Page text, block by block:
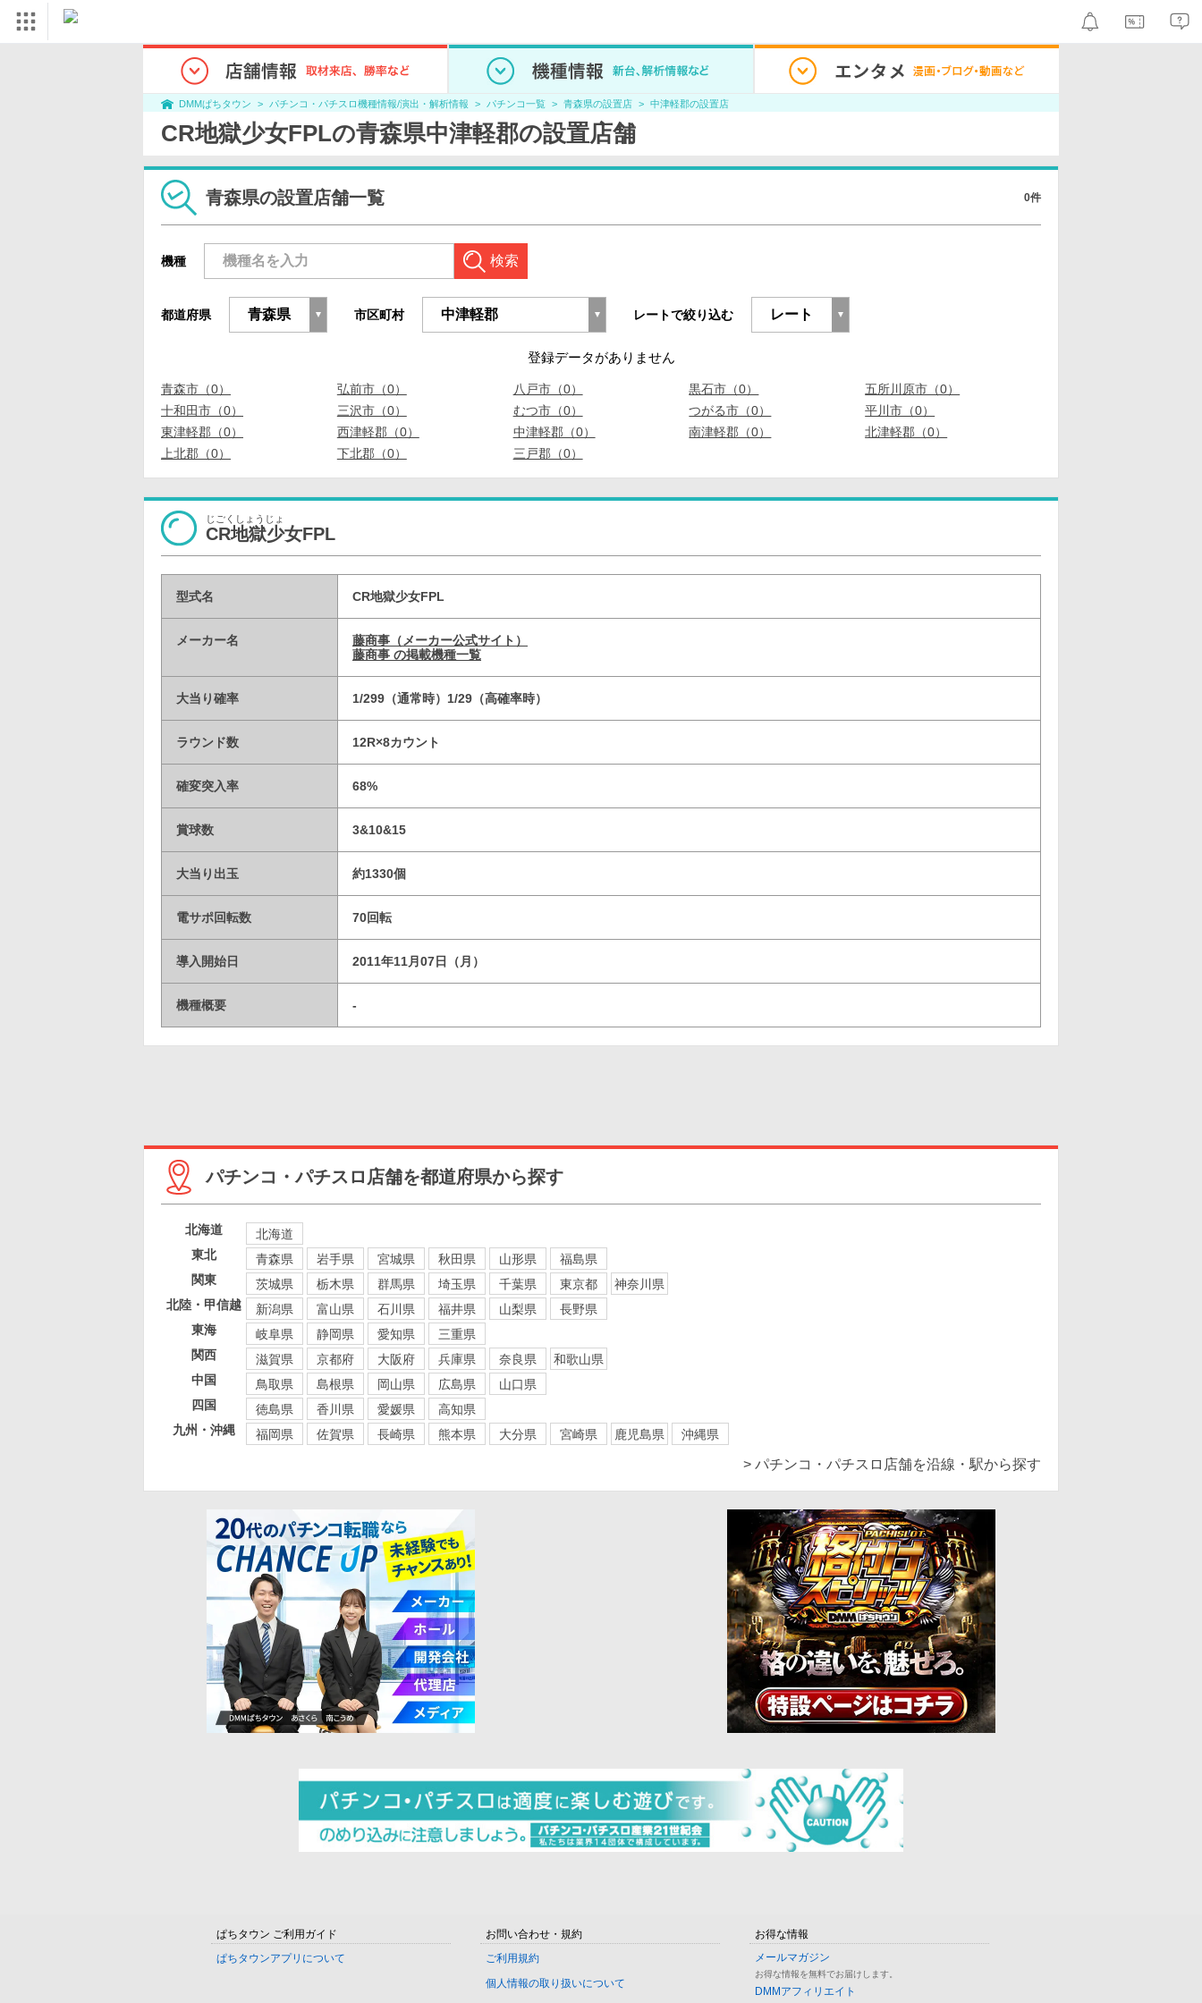
DMMぱちタウン パチンコ・パチスロ機種情報/演出・解析情報 パチンコ一覧 青森県の設置店 中津軽郡の設置店
CR地獄少女FPLの青森県中津軽郡の設置店舗
青森県の設置店舗一覧 0件
機種 検索
都道府県 市区町村 レートで絞り込む
登録データがありません
青森市（0） 弘前市（0） 八戸市（0） 黒石市（0）
五所川原市（0）
十和田市（0）
三沢市（0） むつ市（0） つがる市（0）
平川市（0）
東津軽郡（0）
西津軽郡（0） 中津軽郡（0） 南津軽郡（0）
北津軽郡（0）
上北郡（0）
下北郡（0） 三戸郡（0）
じごくしょうじょ
CR地獄少女FPL
型式名 CR地獄少女FPL
メーカー名
藤商事（メーカー公式サイト）
藤商事 の掲載機種一覧
大当り確率 1/299（通常時）1/29（高確率時）
ラウンド数 12R×8カウント
確変突入率 68%
賞球数 3&10&15
大当り出玉 約1330個
電サポ回転数 70回転
導入開始日 2011年11月07日（月）
機種概要 -
パチンコ・パチスロ店舗を都道府県から探す
北海道
北海道
東北
青森県 岩手県 宮城県 秋田県 山形県
福島県
関東
茨城県 栃木県 群馬県 埼玉県 千葉県 東京都
神奈川県
北陸・甲信越
新潟県 富山県 石川県 福井県 山梨県
長野県
東海
岐阜県 静岡県 愛知県
三重県
関西
滋賀県 京都府 大阪府 兵庫県 奈良県
和歌山県
中国
鳥取県 島根県 岡山県 広島県
山口県
四国
徳島県 香川県 愛媛県
高知県
九州・沖縄
福岡県 佐賀県 長崎県 熊本県 大分県 宮崎県 鹿児島県 沖縄県
> パチンコ・パチスロ店舗を沿線・駅から探す
ぱちタウン ご利用ガイド
ぱちタウンアプリについて
お問い合わせ・規約
ご利用規約
個人情報の取り扱いについて
お得な情報
メールマガジン
お得な情報を無料でお届けします。
DMMアフィリエイト